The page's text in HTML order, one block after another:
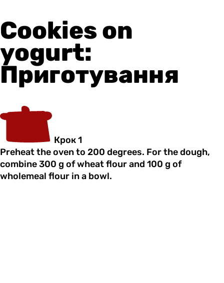
Cookies on
yogurt:
Приготування
Крок 1
Preheat the oven to 200 degrees. For the dough,
combine 300 g of wheat flour and 100 g of
wholemeal flour in a bowl.